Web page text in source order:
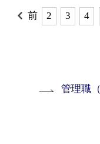
前 2 3 4
管理職